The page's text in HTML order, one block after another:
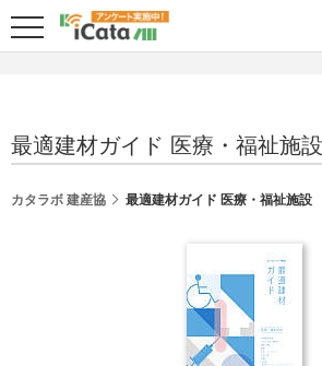
最適建材ガイド 医療・福祉施設
カタラボ 建産協 最適建材ガイド 医療・福祉施設